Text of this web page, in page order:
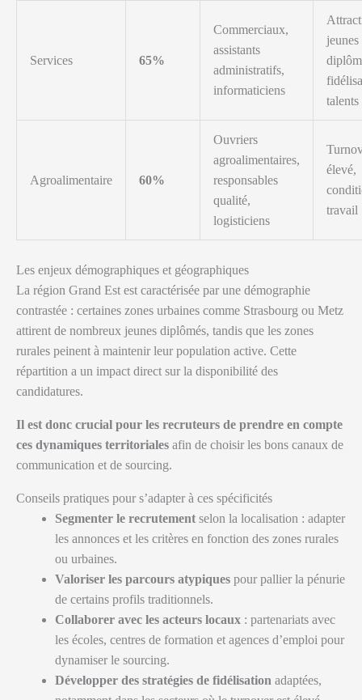
Services 65%
Commerciaux,
assistants
administratifs,
informaticiens
jeunes
talents
Agroalimentaire 60%
Ouvriers
agroalimentaires,
responsables
qualité,
logisticiens
élevé,
travail
Les enjeux démographiques et géographiques
La région Grand Est est caractérisée par une démographie
contrastée : certaines zones urbaines comme Strasbourg ou Metz
attirent de nombreux jeunes diplômés, tandis que les zones
rurales peinent à maintenir leur population active. Cette
répartition a un impact direct sur la disponibilité des
candidatures.
Il est donc crucial pour les recruteurs de prendre en compte
ces dynamiques territoriales afin de choisir les bons canaux de
communication et de sourcing.
Conseils pratiques pour s’adapter à ces spécificités
Segmenter le recrutement selon la localisation : adapter
les annonces et les critères en fonction des zones rurales
ou urbaines.
Valoriser les parcours atypiques pour pallier la pénurie
de certains profils traditionnels.
Collaborer avec les acteurs locaux : partenariats avec
les écoles, centres de formation et agences d’emploi pour
dynamiser le sourcing.
Développer des stratégies de fidélisation adaptées,